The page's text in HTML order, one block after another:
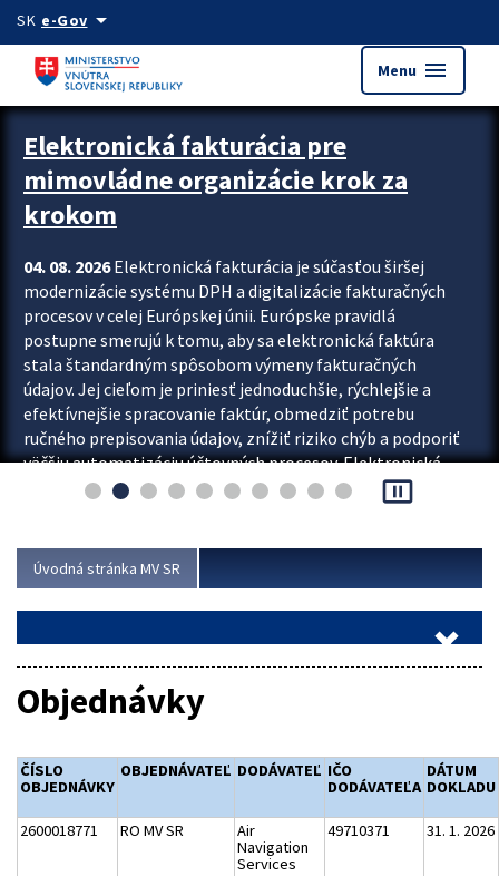
Preskocit na hlavný obsah
SK e-Govarrow_drop_down
Menu menu
Zastavit automatický posun upútavok
Elektronická fakturácia pre
mimovládne organizácie krok za
krokom
04. 08. 2026Elektronická fakturácia je súčasťou širšej
modernizácie systému DPH a digitalizácie fakturačných
procesov v celej Európskej únii. Európske pravidlá
postupne smerujú k tomu, aby sa elektronická faktúra
stala štandardným spôsobom výmeny fakturačných
údajov. Jej cieľom je priniesť jednoduchšie, rýchlejšie a
efektívnejšie spracovanie faktúr, obmedziť potrebu
ručného prepisovania údajov, znížiť riziko chýb a podporiť
väčšiu automatizáciu účtovných procesov. Elektronická
fakturácia preto nepredstavuje...
pause_presentation
Úvodná stránka MV SR
Objednávky
ČÍSLO
OBJEDNÁVKY
OBJEDNÁVATEĽ DODÁVATEĽ IČO
DODÁVATEĽA
DÁTUM
DOKLADU
2600018771 RO MV SR
Air
Navigation
Services
49710371 31. 1. 2026